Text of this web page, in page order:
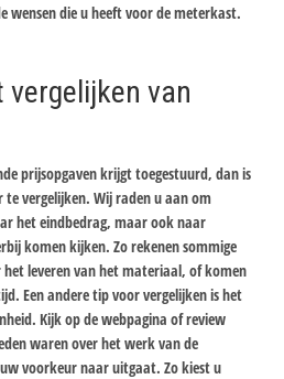
wensen die u heeft voor de meterkast.
van
prijsopgaven krijgt toegestuurd, dan is
vergelijken. Wij raden u aan om
het eindbedrag, maar ook naar
komen kijken. Zo rekenen sommige
leveren van het materiaal, of komen
Een andere tip voor vergelijken is het
Kijk op de webpagina of review
waren over het werk van de
voorkeur naar uitgaat. Zo kiest u